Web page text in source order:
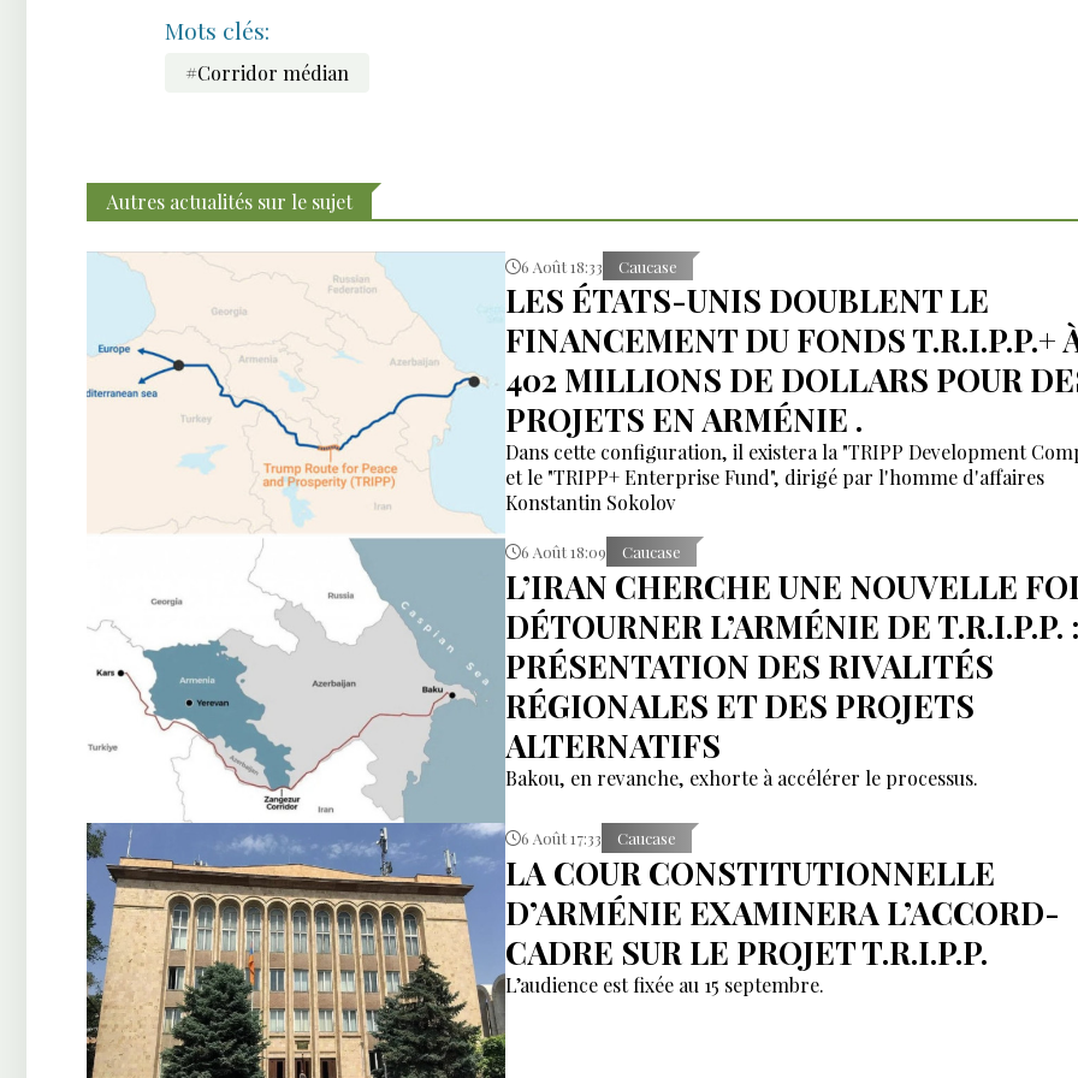
Mots clés:
#Corridor médian
Autres actualités sur le sujet
6 Août 18:33 Caucase
LES ÉTATS-UNIS DOUBLENT LE
FINANCEMENT DU FONDS T.R.I.P.P.+
402 MILLIONS DE DOLLARS POUR
PROJETS EN ARMÉNIE .
Dans cette configuration, il existera la "TRIPP Development
et le "TRIPP+ Enterprise Fund", dirigé par l'homme d'affaires
Konstantin Sokolov
6 Août 18:09 Caucase
L’IRAN CHERCHE UNE NOUVELLE
DÉTOURNER L’ARMÉNIE DE T.R.I.P.P. :
PRÉSENTATION DES RIVALITÉS
RÉGIONALES ET DES PROJETS
ALTERNATIFS
Bakou, en revanche, exhorte à accélérer le processus.
6 Août 17:33 Caucase
LA COUR CONSTITUTIONNELLE
D’ARMÉNIE EXAMINERA L’ACCORD-
CADRE SUR LE PROJET T.R.I.P.P.
L’audience est fixée au 15 septembre.